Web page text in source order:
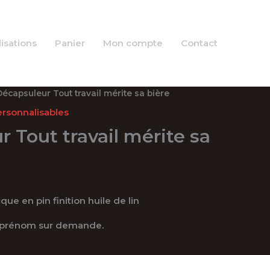
Panier Mon compte Contact
Tout travail mérite sa bière
Tout travail mérite sa
en pin finition huile de lin
sur demande.